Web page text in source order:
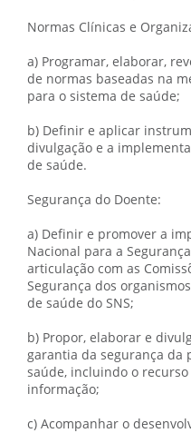
Normas Clínicas e
a) Programar, elaborar,
de normas baseadas na
para o sistema de saúde;
b) Definir e aplicar
divulgação e a
de saúde.
Segurança do Doente:
a) Definir e promover a
Nacional para a
articulação com as
Segurança dos
de saúde do SNS;
b) Propor, elaborar e
garantia da segurança da
saúde, incluindo o
informação;
c) Acompanhar o